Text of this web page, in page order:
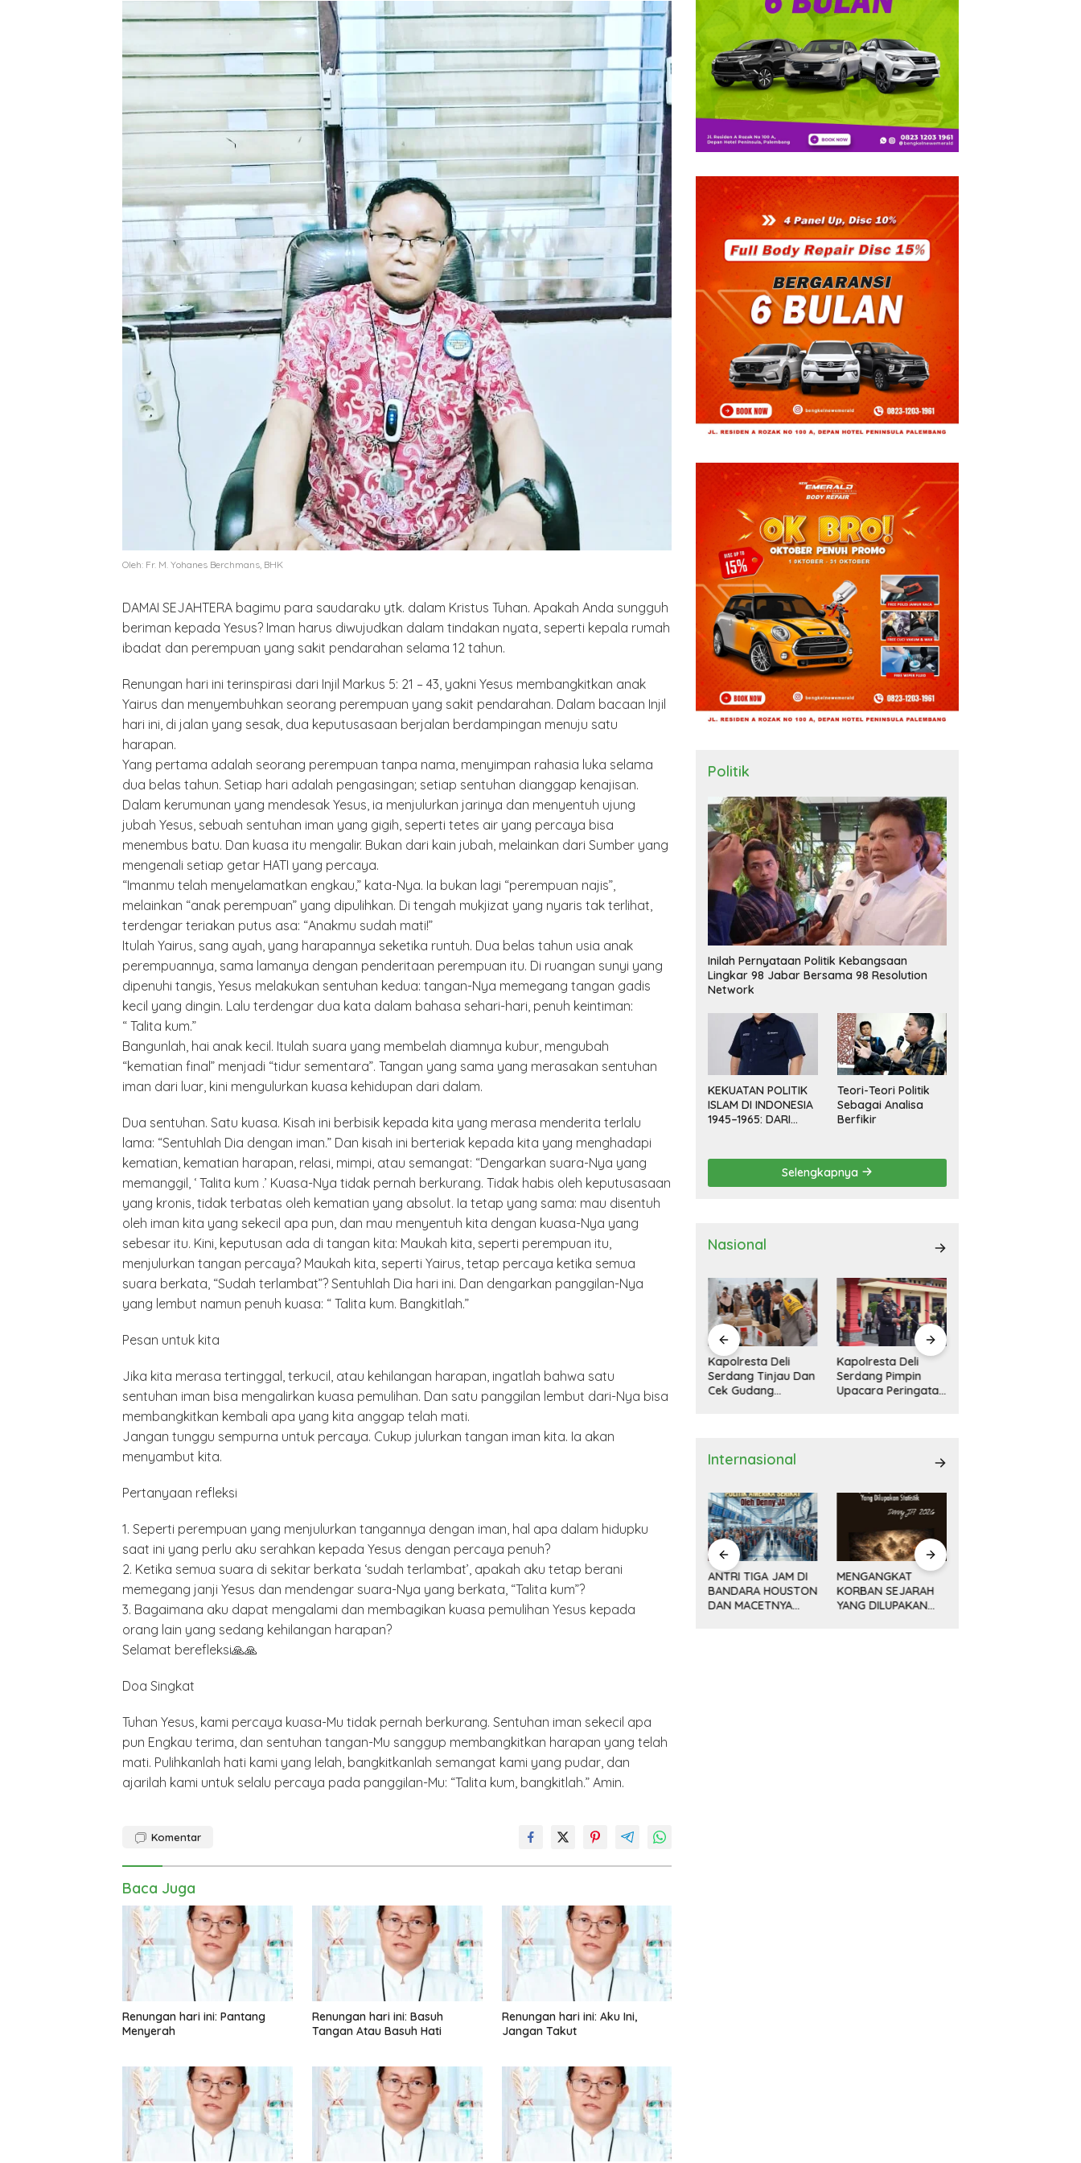
Oleh: Fr. M. Yohanes Berchmans, BHK
DAMAI SEJAHTERA bagimu para saudaraku ytk. dalam Kristus Tuhan. Apakah Anda sungguh
beriman kepada Yesus? Iman harus diwujudkan dalam tindakan nyata, seperti kepala rumah
ibadat dan perempuan yang sakit pendarahan selama 12 tahun.
Renungan hari ini terinspirasi dari Injil Markus 5: 21 – 43, yakni Yesus membangkitkan anak
Yairus dan menyembuhkan seorang perempuan yang sakit pendarahan. Dalam bacaan Injil
hari ini, di jalan yang sesak, dua keputusasaan berjalan berdampingan menuju satu
harapan.
Yang pertama adalah seorang perempuan tanpa nama, menyimpan rahasia luka selama
dua belas tahun. Setiap hari adalah pengasingan; setiap sentuhan dianggap kenajisan.
Dalam kerumunan yang mendesak Yesus, ia menjulurkan jarinya dan menyentuh ujung
jubah Yesus, sebuah sentuhan iman yang gigih, seperti tetes air yang percaya bisa
menembus batu. Dan kuasa itu mengalir. Bukan dari kain jubah, melainkan dari Sumber yang
mengenali setiap getar HATI yang percaya.
“Imanmu telah menyelamatkan engkau,” kata-Nya. Ia bukan lagi “perempuan najis”,
melainkan “anak perempuan” yang dipulihkan. Di tengah mukjizat yang nyaris tak terlihat,
terdengar teriakan putus asa: “Anakmu sudah mati!”
Itulah Yairus, sang ayah, yang harapannya seketika runtuh. Dua belas tahun usia anak
perempuannya, sama lamanya dengan penderitaan perempuan itu. Di ruangan sunyi yang
dipenuhi tangis, Yesus melakukan sentuhan kedua: tangan-Nya memegang tangan gadis
kecil yang dingin. Lalu terdengar dua kata dalam bahasa sehari-hari, penuh keintiman:
“ Talita kum.”
Bangunlah, hai anak kecil. Itulah suara yang membelah diamnya kubur, mengubah
“kematian final” menjadi “tidur sementara”. Tangan yang sama yang merasakan sentuhan
iman dari luar, kini mengulurkan kuasa kehidupan dari dalam.
Dua sentuhan. Satu kuasa. Kisah ini berbisik kepada kita yang merasa menderita terlalu
lama: “Sentuhlah Dia dengan iman.” Dan kisah ini berteriak kepada kita yang menghadapi
kematian, kematian harapan, relasi, mimpi, atau semangat: “Dengarkan suara-Nya yang
memanggil, ‘ Talita kum .’ Kuasa-Nya tidak pernah berkurang. Tidak habis oleh keputusasaan
yang kronis, tidak terbatas oleh kematian yang absolut. Ia tetap yang sama: mau disentuh
oleh iman kita yang sekecil apa pun, dan mau menyentuh kita dengan kuasa-Nya yang
sebesar itu. Kini, keputusan ada di tangan kita: Maukah kita, seperti perempuan itu,
menjulurkan tangan percaya? Maukah kita, seperti Yairus, tetap percaya ketika semua
suara berkata, “Sudah terlambat”? Sentuhlah Dia hari ini. Dan dengarkan panggilan-Nya
yang lembut namun penuh kuasa: “ Talita kum. Bangkitlah.”
Pesan untuk kita
Jika kita merasa tertinggal, terkucil, atau kehilangan harapan, ingatlah bahwa satu
sentuhan iman bisa mengalirkan kuasa pemulihan. Dan satu panggilan lembut dari-Nya bisa
membangkitkan kembali apa yang kita anggap telah mati.
Jangan tunggu sempurna untuk percaya. Cukup julurkan tangan iman kita. Ia akan
menyambut kita.
Pertanyaan refleksi
1. Seperti perempuan yang menjulurkan tangannya dengan iman, hal apa dalam hidupku
saat ini yang perlu aku serahkan kepada Yesus dengan percaya penuh?
2. Ketika semua suara di sekitar berkata ‘sudah terlambat’, apakah aku tetap berani
memegang janji Yesus dan mendengar suara-Nya yang berkata, “Talita kum”?
3. Bagaimana aku dapat mengalami dan membagikan kuasa pemulihan Yesus kepada
orang lain yang sedang kehilangan harapan?
Selamat berefleksi🙏🙏
Doa Singkat
Tuhan Yesus, kami percaya kuasa-Mu tidak pernah berkurang. Sentuhan iman sekecil apa
pun Engkau terima, dan sentuhan tangan-Mu sanggup membangkitkan harapan yang telah
mati. Pulihkanlah hati kami yang lelah, bangkitkanlah semangat kami yang pudar, dan
ajarilah kami untuk selalu percaya pada panggilan-Mu: “Talita kum, bangkitlah.” Amin.
Komentar
Baca Juga
Renungan hari ini: Pantang
Menyerah
Renungan hari ini: Basuh
Tangan Atau Basuh Hati
Renungan hari ini: Aku Ini,
Jangan Takut
Politik
Inilah Pernyataan Politik Kebangsaan
Lingkar 98 Jabar Bersama 98 Resolution
Network
KEKUATAN POLITIK
ISLAM DI INDONESIA
1945–1965: DARI
TERPIMPIN
Teori-Teori Politik
Sebagai Analisa
Berfikir
Selengkapnya
Nasional
Serdang Gelar
Latihan Pra Operasi
“Zebra Toba”
Tahun 2024
Serdang Pimpin
Upacara Pelepasan
Purna Bakti
Personel Polresta
Deli Serdang
Serdang Tinjau Dan
Cek Gudang
Logistik KPU
Kapolresta Deli
Serdang Pimpin
Upacara Peringatan
11 Rumah Rusak
Diterjang Bandang
Di Tanah Pinem
Internasional
Minyak, Bisnis dan
Politik (9)
BANGKITNYA
MELAWAN
DONALD TRUMP,
TARIF 32 PERSEN
DAN KISAH SEPATU
CIBADUYUT
ANTRI TIGA JAM DI
BANDARA HOUSTON
DAN MACETNYA
POLITIK AMERIKA
MENGANGKAT
KORBAN SEJARAH
YANG DILUPAKAN
AWAL KEMAJUAN
CINA DAN REVOLUSI
DAMAI DENG